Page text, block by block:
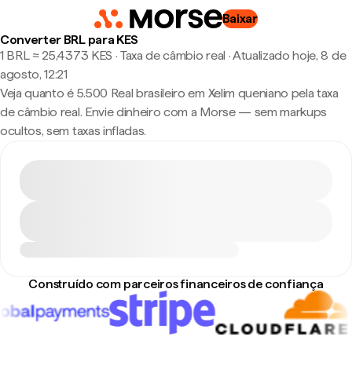
Baixar
Converter BRL para KES
1 BRL ≈ 25,4373 KES · Taxa de câmbio real ·Atualizado hoje, 8 de
agosto, 12:21
Veja quanto é 5.500 Real brasileiro em Xelim queniano pela taxa
de câmbio real. Envie dinheiro com a Morse — sem markups
ocultos, sem taxas infladas.
Construído com parceiros financeiros de confiança